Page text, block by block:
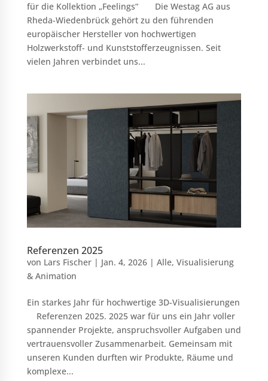
für die Kollektion „Feelings“ Die Westag AG aus
Rheda-Wiedenbrück gehört zu den führenden
europäischer Hersteller von hochwertigen
Holzwerkstoff- und Kunststofferzeugnissen. Seit
vielen Jahren verbindet uns...
Referenzen 2025
von Lars Fischer| Jan. 4, 2026| Alle, Visualisierung
& Animation
Ein starkes Jahr für hochwertige 3D-Visualisierungen
Referenzen 2025. 2025 war für uns ein Jahr voller
spannender Projekte, anspruchsvoller Aufgaben und
vertrauensvoller Zusammenarbeit. Gemeinsam mit
unseren Kunden durften wir Produkte, Räume und
komplexe...